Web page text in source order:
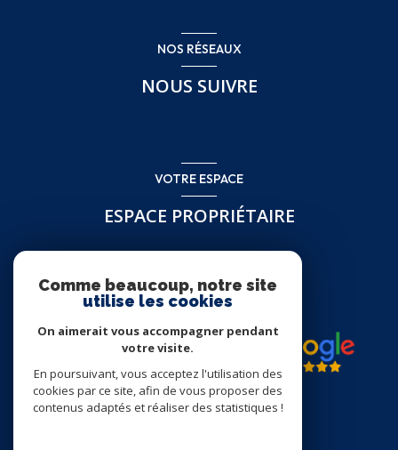
NOS RÉSEAUX
NOUS SUIVRE
VOTRE ESPACE
ESPACE PROPRIÉTAIRE
Comme beaucoup, notre site
utilise les cookies
On aimerait vous accompagner pendant
votre visite.
En poursuivant, vous acceptez l'utilisation des
cookies par ce site, afin de vous proposer des
contenus adaptés et réaliser des statistiques !